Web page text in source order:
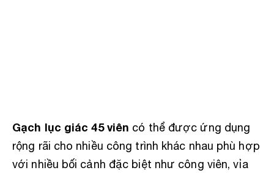
Gạch lục giác 45 viên có thể được ứng dụng
rộng rãi cho nhiều công trình khác nhau phù hợp
với nhiều bối cảnh đặc biệt như công viên, vỉa